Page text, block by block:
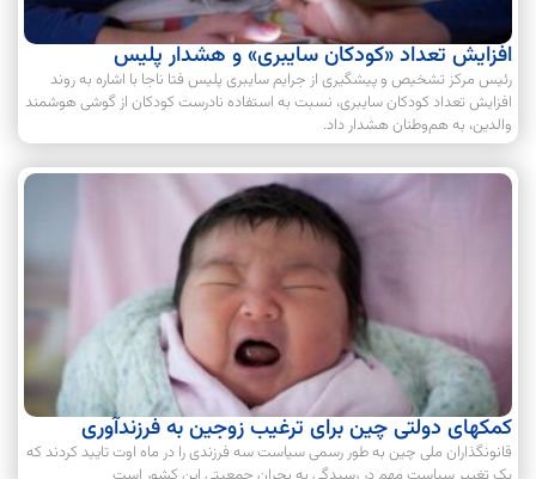
افزایش تعداد «کودکان سایبری» و هشدار پلیس
رئیس مرکز تشخیص‌ و پیشگیری از جرایم سایبری پلیس فتا ناجا با اشاره به روند
افزایش تعداد کودکان سایبری، نسبت به استفاده نادرست کودکان از گوشی هوشمند
والدین، به هم‌وطنان هشدار داد.
کمکهای دولتی چین برای ترغیب زوجین به فرزندآوری
قانونگذاران ملی چین به طور رسمی سیاست سه فرزندی را در ماه اوت تایید کردند که